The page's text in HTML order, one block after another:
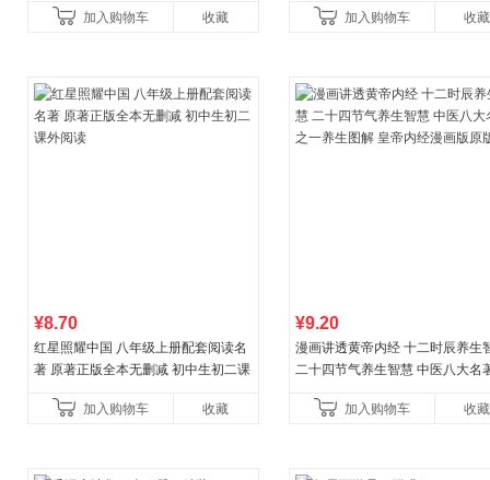
加入购物车 收藏 加入购物车 收藏
¥8.70
红星照耀中国 八年级上册配套阅读名
著 原著正版全本无删减 初中生初二课
加入购物车
收藏
¥9.20
漫画讲透黄帝内经 十二时辰养生
二十四节气养生智慧 中医八大名
加入购物车
收藏